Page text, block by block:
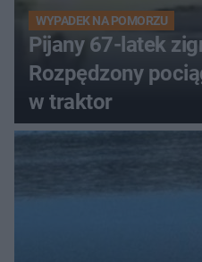
WYPADEK NA POMORZU
Pijany 67-latek
Rozpędzony
w traktor